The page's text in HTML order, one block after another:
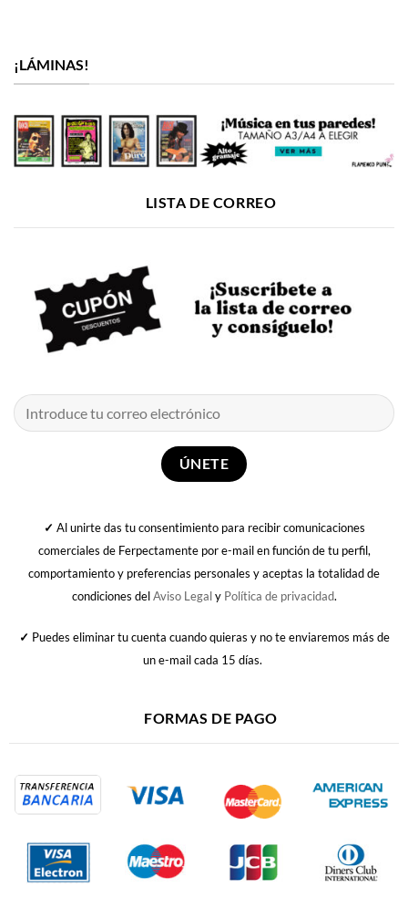
¡LÁMINAS!
LISTA DE CORREO
✓ Al unirte das tu consentimiento para recibir comunicaciones
comerciales de Ferpectamente por e-mail en función de tu perfil,
comportamiento y preferencias personales y aceptas la totalidad de
condiciones delAviso Legaly Política de privacidad.
✓ Puedes eliminar tu cuenta cuando quieras y no te enviaremos más de
un e-mail cada 15 días.
FORMAS DE PAGO